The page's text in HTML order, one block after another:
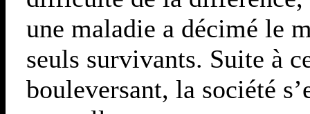
une maladie a décimé le
seuls survivants. Suite à
bouleversant, la société